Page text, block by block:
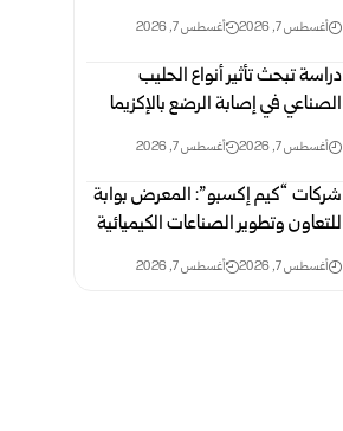
أغسطس 7, 2026 أغسطس 7, 2026
دراسة تبحث تأثير أنواع الحليب
الصناعي في إصابة الرضع بالإكزيما
أغسطس 7, 2026 أغسطس 7, 2026
شركات “كيم إكسبو”: المعرض بوابة
للتعاون وتطوير الصناعات الكيميائية
أغسطس 7, 2026 أغسطس 7, 2026